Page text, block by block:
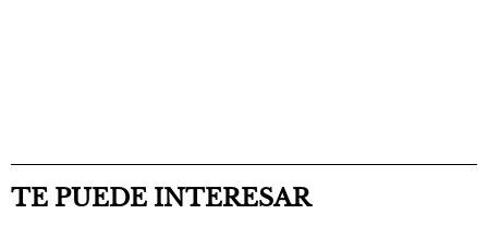
TE PUEDE INTERESAR